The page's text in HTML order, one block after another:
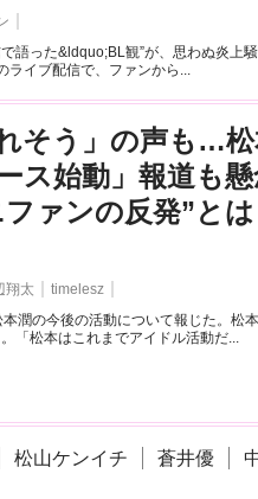
語った&ldquo;BL観”が、思わぬ炎上
ライブ配信で、ファンから...
そう」の声も…
ス始動」報道も
ァンの反発”とは
翔太
timelesz
潤の今後の活動について報じた。松
「松本はこれまでアイドル活動だ...
松山ケンイチ 蒼井優